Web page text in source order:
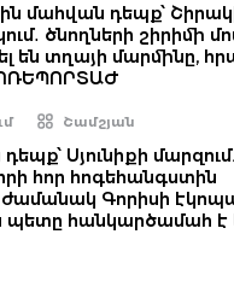
մահվան դեպք՝
ծնողների շիրիմի
են տղայի մարմինը,
Շամշյան
Սյունիքի
հոր հոգեհանգստին
ժամանակ Գորիսի
պետը հանկարծամահ է